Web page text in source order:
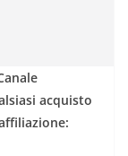
acquisto